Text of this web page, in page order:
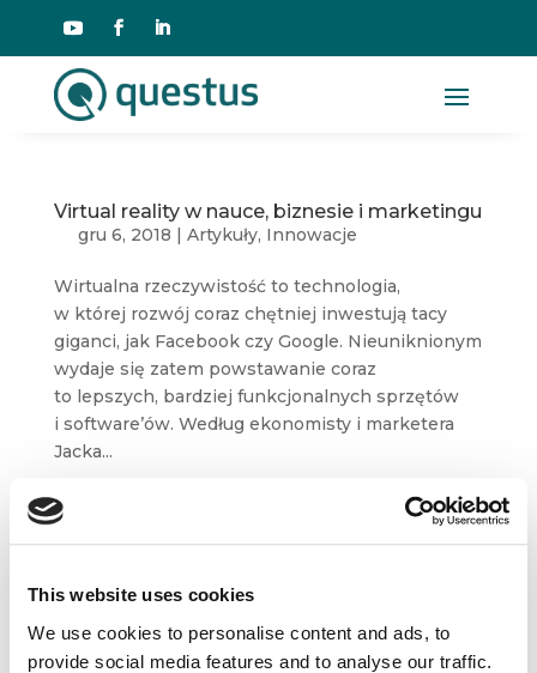
This website uses cookies
We use cookies to personalise content and ads, to
provide social media features and to analyse our traffic.
Virtual reality w nauce, biznesie i marketingu
gru 6, 2018 | Artykuły, Innowacje
Wirtualna rzeczywistość to technologia,
w której rozwój coraz chętniej inwestują tacy
giganci, jak Facebook czy Google. Nieuniknionym
wydaje się zatem powstawanie coraz
to lepszych, bardziej funkcjonalnych sprzętów
i software’ów. Według ekonomisty i marketera
Jacka...
Dane kontaktowe